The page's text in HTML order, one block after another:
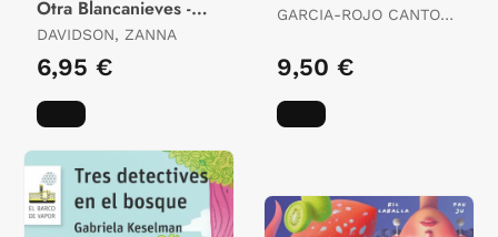
Otra Blancanieves -
Libro 7
DAVIDSON, ZANNA
6,95 €
GARCIA-ROJO CANTON,
9,50 €